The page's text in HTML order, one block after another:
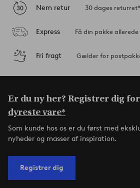
Nem retur 30 dages returret*
Express Få din pakke
Fri fragt Gælder for
Er du ny her? Registrer dig
dyreste vare*
Som kunde hos os er du først med
nyheder og masser af inspiration.
Registrer dig